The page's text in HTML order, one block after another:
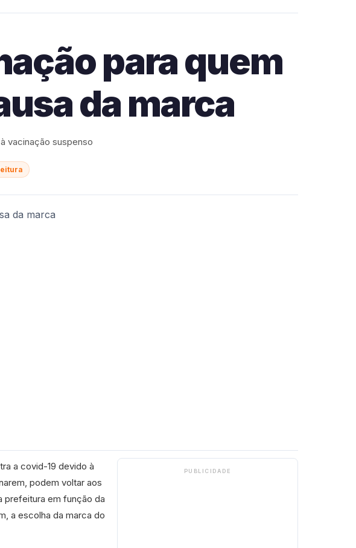
para quem
da marca
vacinação suspenso
a covid-19 devido à
podem voltar aos
prefeitura em função da
a escolha da marca do
PUBLICIDADE